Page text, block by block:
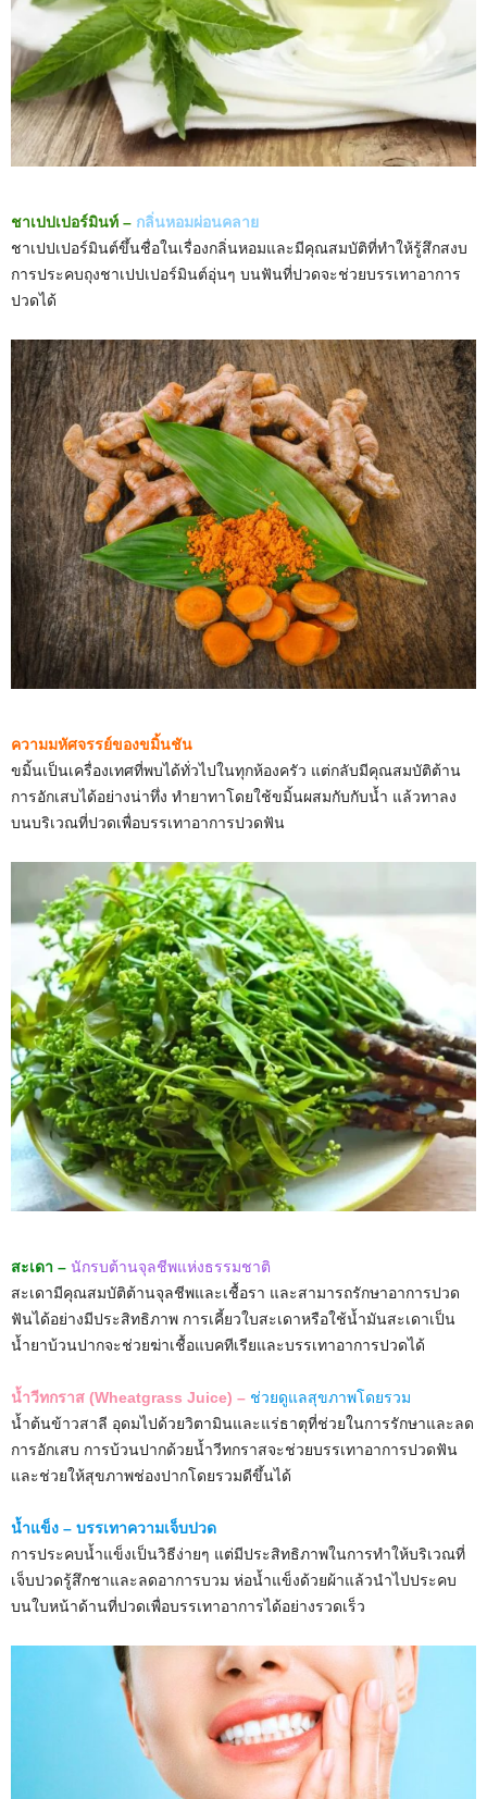
ชาเปปเปอร์มินท์ – กลิ่นหอมผ่อนคลาย
ชาเปปเปอร์มินต์ขึ้นชื่อในเรื่องกลิ่นหอมและมีคุณสมบัติที่ทำให้รู้สึกสงบ
การประคบถุงชาเปปเปอร์มินต์อุ่นๆ บนฟันที่ปวดจะช่วยบรรเทาอาการ
ปวดได้
ความมหัศจรรย์ของขมิ้นชัน
ขมิ้นเป็นเครื่องเทศที่พบได้ทั่วไปในทุกห้องครัว แต่กลับมีคุณสมบัติต้าน
การอักเสบได้อย่างน่าทึ่ง ทำยาทาโดยใช้ขมิ้นผสมกับกับน้ำ แล้วทาลง
บนบริเวณที่ปวดเพื่อบรรเทาอาการปวดฟัน
สะเดา – นักรบต้านจุลชีพแห่งธรรมชาติ
สะเดามีคุณสมบัติต้านจุลชีพและเชื้อรา และสามารถรักษาอาการปวด
ฟันได้อย่างมีประสิทธิภาพ การเคี้ยวใบสะเดาหรือใช้น้ำมันสะเดาเป็น
น้ำยาบ้วนปากจะช่วยฆ่าเชื้อแบคทีเรียและบรรเทาอาการปวดได้
น้ำวีทกราส (Wheatgrass Juice) – ช่วยดูแลสุขภาพโดยรวม
น้ำต้นข้าวสาลี อุดมไปด้วยวิตามินและแร่ธาตุที่ช่วยในการรักษาและลด
การอักเสบ การบ้วนปากด้วยน้ำวีทกราสจะช่วยบรรเทาอาการปวดฟัน
และช่วยให้สุขภาพช่องปากโดยรวมดีขึ้นได้
น้ำแข็ง – บรรเทาความเจ็บปวด
การประคบน้ำแข็งเป็นวิธีง่ายๆ แต่มีประสิทธิภาพในการทำให้บริเวณที่
เจ็บปวดรู้สึกชาและลดอาการบวม ห่อน้ำแข็งด้วยผ้าแล้วนำไปประคบ
บนใบหน้าด้านที่ปวดเพื่อบรรเทาอาการได้อย่างรวดเร็ว